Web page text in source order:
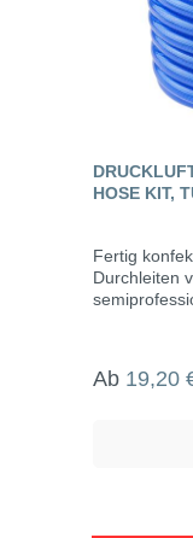
HOSE KIT,
Fertig
Durchleiten
Ab 19,20